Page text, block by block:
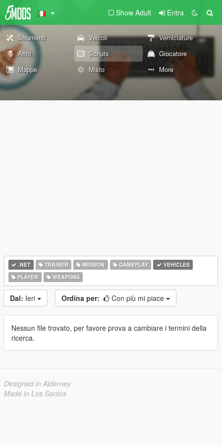
Show Adult Entra
Strumenti Veicoli
Verniciature
Armi
Scripts
Giocatore
Mappe
Misto More
.NET TRAINER MISSION GAMEPLAY
VEHICLES
PLAYER
WEAPONS
Dal: Ieri Ordina per: Con più mi piace
Nessun file trovato, per favore prova a cambiare i termini della
ricerca.
Designed in Alderney
Made in Los Santos